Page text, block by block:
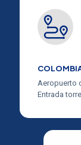
Aeropuerto
Entrada